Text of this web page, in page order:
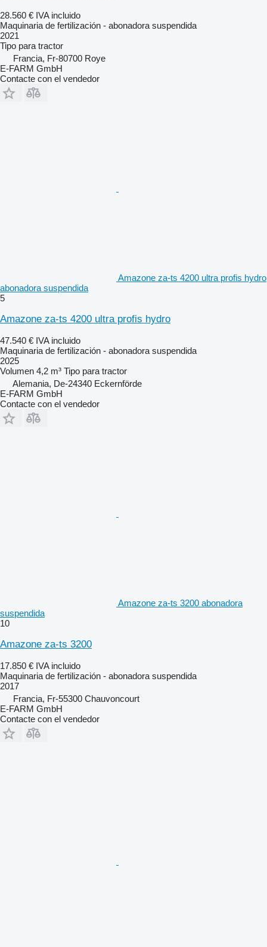
28.560 € IVA incluido
Maquinaria de fertilización - abonadora suspendida
2021
Tipo para tractor
Francia, Fr-80700 Roye
E-FARM GmbH
Contacte con el vendedor
Amazone za-ts 4200 ultra profis hydro
abonadora suspendida
5
Amazone za-ts 4200 ultra profis hydro
47.540 € IVA incluido
Maquinaria de fertilización - abonadora suspendida
2025
Volumen 4,2 m³ Tipo para tractor
Alemania, De-24340 Eckernförde
E-FARM GmbH
Contacte con el vendedor
Amazone za-ts 3200 abonadora
suspendida
10
Amazone za-ts 3200
17.850 € IVA incluido
Maquinaria de fertilización - abonadora suspendida
2017
Francia, Fr-55300 Chauvoncourt
E-FARM GmbH
Contacte con el vendedor